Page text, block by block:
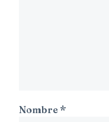
Nombre *